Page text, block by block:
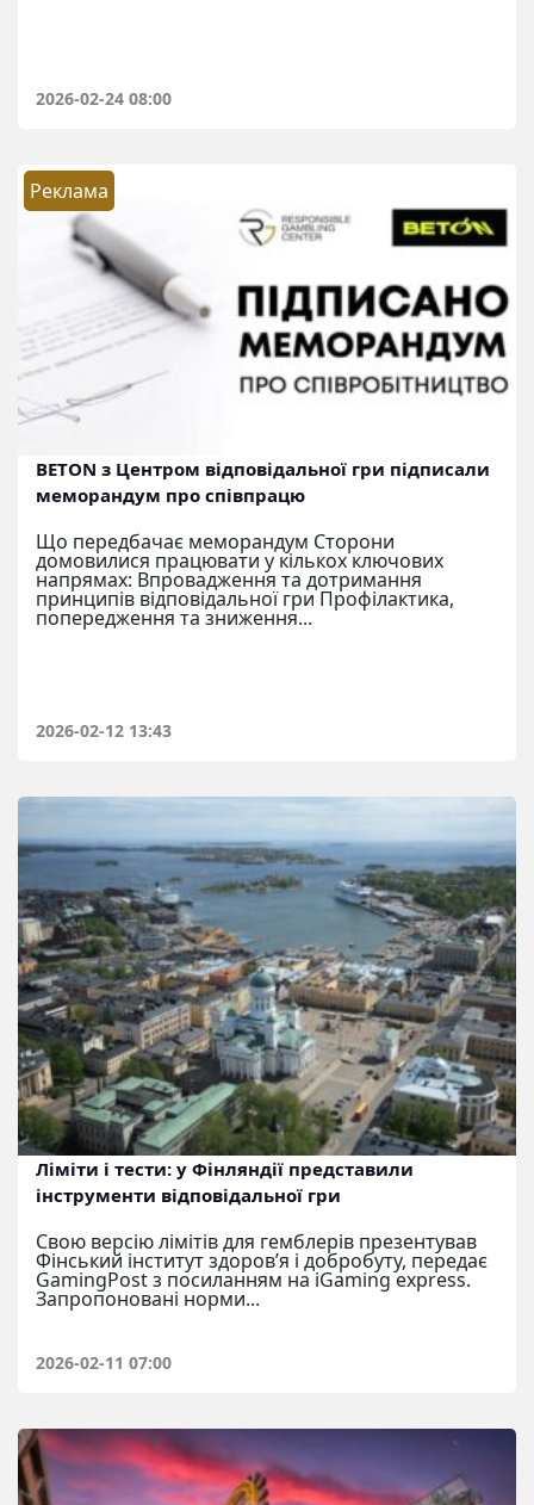
2026-02-24 08:00
Реклама
BETON з Центром відповідальної гри підписали
меморандум про співпрацю
Що передбачає меморандум Сторони
домовилися працювати у кількох ключових
напрямах: Впровадження та дотримання
принципів відповідальної гри Профілактика,
попередження та зниження...
2026-02-12 13:43
Ліміти і тести: у Фінляндії представили
інструменти відповідальної гри
Свою версію лімітів для гемблерів презентував
Фінський інститут здоров’я і добробуту, передає
GamingPost з посиланням на iGaming express.
Запропоновані норми...
2026-02-11 07:00